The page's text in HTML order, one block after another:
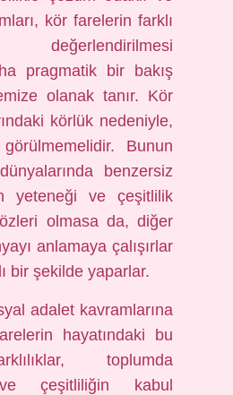
kör farelerin farklı
değerlendirilmesi
pragmatik bir bakış
olanak tanır. Kör
körlük nedeniyle,
Bunun
benzersiz
yeteneği ve çeşitlilik
olmasa da, diğer
anlamaya çalışırlar
bir şekilde yaparlar.
adalet kavramlarına
hayatındaki bu
toplumda
ve çeşitliliğin kabul